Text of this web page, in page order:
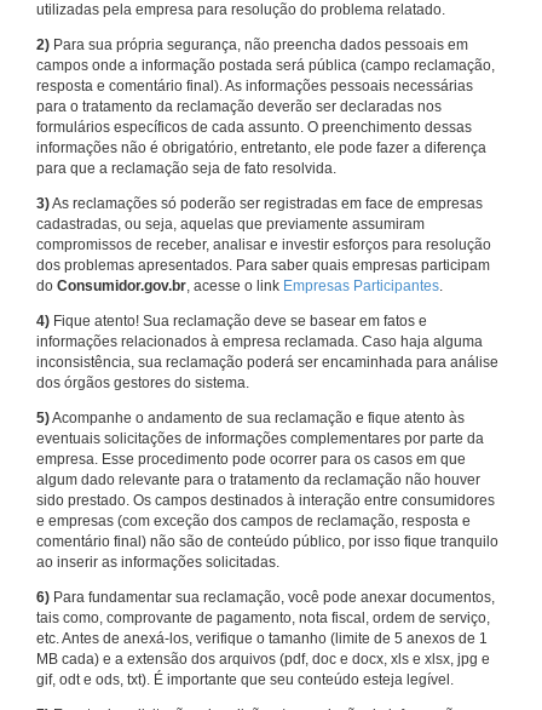
utilizadas pela empresa para resolução do problema relatado.
2) Para sua própria segurança, não preencha dados pessoais em
campos onde a informação postada será pública (campo reclamação,
resposta e comentário final). As informações pessoais necessárias
para o tratamento da reclamação deverão ser declaradas nos
formulários específicos de cada assunto. O preenchimento dessas
informações não é obrigatório, entretanto, ele pode fazer a diferença
para que a reclamação seja de fato resolvida.
3)As reclamações só poderão ser registradas em face de empresas
cadastradas, ou seja, aquelas que previamente assumiram
compromissos de receber, analisar e investir esforços para resolução
dos problemas apresentados. Para saber quais empresas participam
do Consumidor.gov.br, acesse o link Empresas Participantes.
4) Fique atento! Sua reclamação deve se basear em fatos e
informações relacionados à empresa reclamada. Caso haja alguma
inconsistência, sua reclamação poderá ser encaminhada para análise
dos órgãos gestores do sistema.
5)Acompanhe o andamento de sua reclamação e fique atento às
eventuais solicitações de informações complementares por parte da
empresa. Esse procedimento pode ocorrer para os casos em que
algum dado relevante para o tratamento da reclamação não houver
sido prestado. Os campos destinados à interação entre consumidores
e empresas (com exceção dos campos de reclamação, resposta e
comentário final) não são de conteúdo público, por isso fique tranquilo
ao inserir as informações solicitadas.
6) Para fundamentar sua reclamação, você pode anexar documentos,
tais como, comprovante de pagamento, nota fiscal, ordem de serviço,
etc. Antes de anexá-los, verifique o tamanho (limite de 5 anexos de 1
MB cada) e a extensão dos arquivos (pdf, doc e docx, xls e xlsx, jpg e
gif, odt e ods, txt). É importante que seu conteúdo esteja legível.